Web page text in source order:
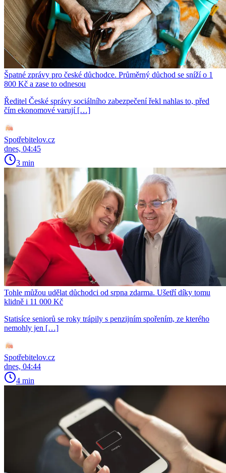
Špatné zprávy pro české důchodce. Průměrný důchod se sníží o 1
800 Kč a zase to odnesou
Ředitel České správy sociálního zabezpečení řekl nahlas to, před
čím ekonomové varují […]
Spotřebitelov.cz
dnes, 04:45
3 min
Tohle můžou udělat důchodci od srpna zdarma. Ušetří díky tomu
klidně i 11 000 Kč
Statisíce seniorů se roky trápily s penzijním spořením, ze kterého
nemohly jen […]
Spotřebitelov.cz
dnes, 04:44
4 min